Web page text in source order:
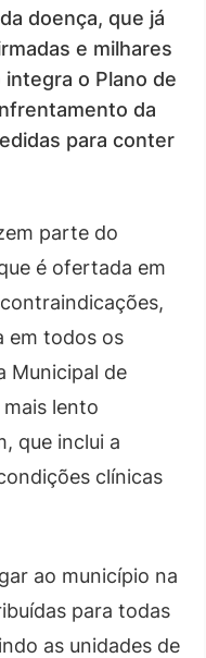
doença, que já
e milhares
o Plano de
da
para conter
parte do
é ofertada em
em todos os
Municipal de
lento
que inclui a
clínicas
ao município na
para todas
as unidades de